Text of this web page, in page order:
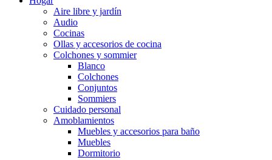
Aire libre y jardín
Audio
Cocinas
Ollas y accesorios de cocina
Colchones y sommier
Blanco
Colchones
Conjuntos
Sommiers
Cuidado personal
Amoblamientos
Muebles y accesorios para baño
Muebles
Dormitorio